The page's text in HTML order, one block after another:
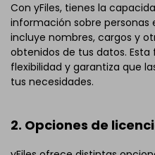
Con yFiles, tienes la
información sobre personas
incluye nombres, cargos y
obtenidos de tus datos.
flexibilidad y garantiza que
tus necesidades.
2. Opciones de